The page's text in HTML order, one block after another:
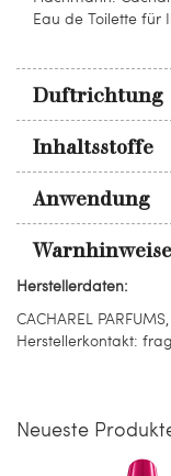
Eau de Toilette für
Duftrichtung
Inhaltsstoffe
Anwendung
Warnhinweise
Herstellerdaten:
CACHAREL
Herstellerkontakt:
Neueste